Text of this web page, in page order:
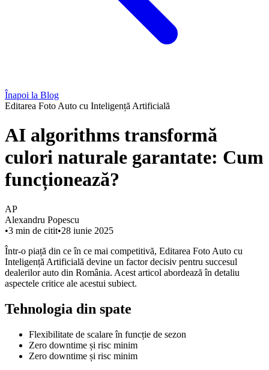
Înapoi la Blog
Editarea Foto Auto cu Inteligență Artificială
AI algorithms transformă
culori naturale garantate: Cum
funcționează?
AP
Alexandru Popescu
•3 min de citit•28 iunie 2025
Într-o piață din ce în ce mai competitivă, Editarea Foto Auto cu
Inteligență Artificială devine un factor decisiv pentru succesul
dealerilor auto din România. Acest articol abordează în detaliu
aspectele critice ale acestui subiect.
Tehnologia din spate
Flexibilitate de scalare în funcție de sezon
Zero downtime și risc minim
Zero downtime și risc minim